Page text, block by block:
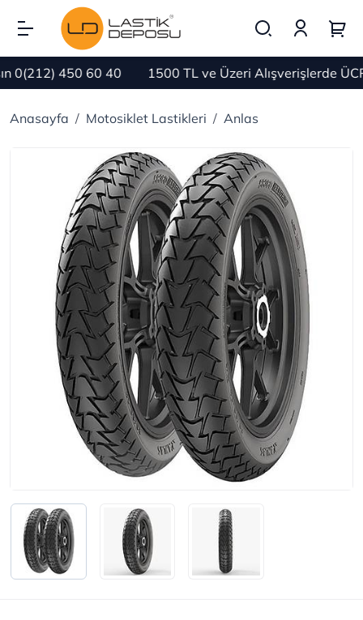
450 60 40 1500 TL ve Üzeri Alışverişlerde
Anasayfa Motosiklet Lastikleri Anlas